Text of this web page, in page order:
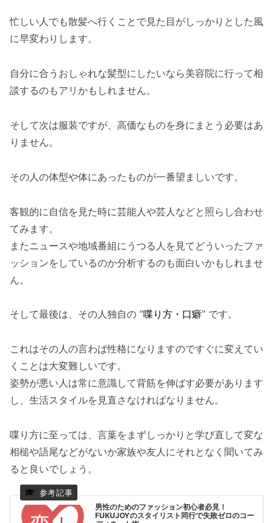
忙しい人でも散髪へ行くことで見た目がしっかりとした風
に早変わりします。
自分に合うおしゃれな髪型にしたいなら美容院に行って相
談するのもアリかもしれません。
そして次は服装ですが、高価なものを身にまとう必要はあ
りません。
その人の体型や体にあったものが一番望ましいです。
客観的に自信を見た時に芸能人や芸人などと照らし合わせ
てみます。
またニュースや地域番組にうつる人を見てどういったファ
ッションをしているのか分析するのも面白いかもしれませ
ん。
そして最後は、その人独自の ”喋り方・口癖” です。
これはその人の言わば性格になりますのですぐに変えてい
くことは大変難しいです。
姿勢が悪い人は常に意識して背筋を伸ばす必要があります
し、生活スタイルを見直さなければなりません。
喋り方に至っては、言葉をまずしっかりと学び直して変な
相槌や語尾などがないか家族や友人にそれとなく聞いてみ
ると良いでしょう。
男性のためのファッション初心者必見！
FUKUJOYのスタイリスト同行で失敗ゼロのコー